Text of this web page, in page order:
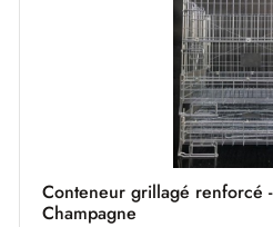
Conteneur grillagé renforcé
Champagne